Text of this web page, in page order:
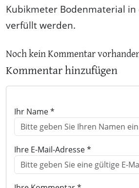
Kubikmeter Bodenmaterial in
verfüllt werden.
Noch kein Kommentar
Kommentar hinzufügen
Ihr Name *
Ihre E-Mail-Adresse *